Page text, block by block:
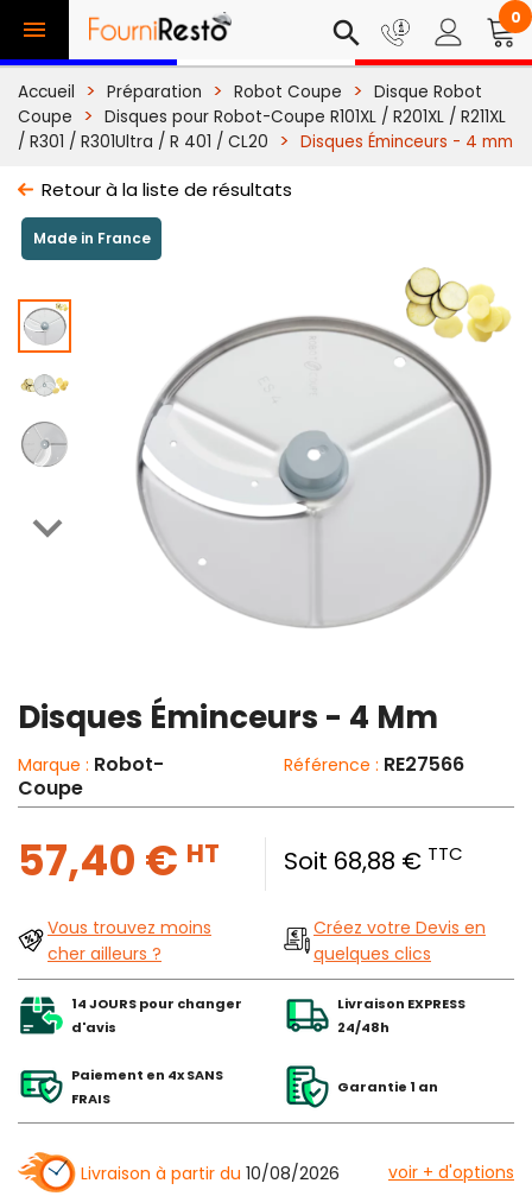
 search 0
Accueil Préparation Robot Coupe
Disque Robot
Coupe
Disques pour Robot-Coupe R101XL / R201XL / R211XL
/ R301 / R301Ultra / R 401 / CL20
Disques Éminceurs - 4 mm
Retour à la liste de résultats
Made in France

Disques Éminceurs - 4 Mm
Marque : Robot-
Coupe
Référence : RE27566
57,40 € HT Soit 68,88 € TTC
Vous trouvez moins
cher ailleurs ?
Créez votre Devis en
quelques clics
14 JOURS pour changer
d'avis
Livraison EXPRESS
24/48h
Paiement en 4x SANS
FRAIS
Garantie 1 an
Livraison à partir du 10/08/2026 voir + d'options